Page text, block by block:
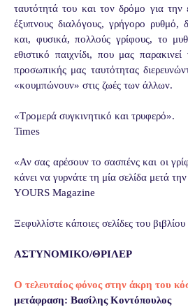
ταυτότητά του και τον δρόμο για
έξυπνους διαλόγους, γρήγορο ρυθμό,
και, φυσικά, πολλούς γρίφους, το
εθιστικό παιχνίδι, που μας
προσωπικής μας ταυτότητας
«κουμπώνουν» στις ζωές των άλλων.
«Τρομερά συγκινητικό και τρυφερό».
Times
«Αν σας αρέσουν το σασπένς και οι
κάνει να γυρνάτε τη μία σελίδα μετά
YOURS Magazine
Ξεφυλλίστε κάποιες σελίδες του βιβλίου
ΑΣΤΥΝΟΜΙΚΟ/ΘΡΙΛΕΡ
Ο τελευταίος φόνος στην άκρη του
μετάφραση: Βασίλης Κοντόπουλος